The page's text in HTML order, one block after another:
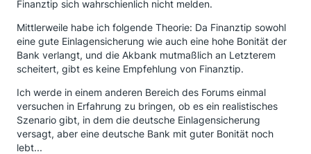
Finanztip sich wahrschienlich nicht melden.
Mittlerweile habe ich folgende Theorie: Da Finanztip sowohl
eine gute Einlagensicherung wie auch eine hohe Bonität der
Bank verlangt, und die Akbank mutmaßlich an Letzterem
scheitert, gibt es keine Empfehlung von Finanztip.
Ich werde in einem anderen Bereich des Forums einmal
versuchen in Erfahrung zu bringen, ob es ein realistisches
Szenario gibt, in dem die deutsche Einlagensicherung
versagt, aber eine deutsche Bank mit guter Bonität noch
lebt...